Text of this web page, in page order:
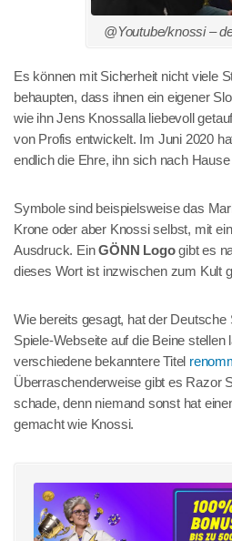
@Youtube/knossi –
Es können mit Sicherheit nicht viele
behaupten, dass ihnen ein eigener
wie ihn Jens Knossalla liebevoll
von Profis entwickelt. Im Juni 2020
endlich die Ehre, ihn sich nach
Symbole sind beispielsweise das
Krone oder aber Knossi selbst, mit
Ausdruck. EinGÖNN Logogibt es
dieses Wort ist inzwischen zum Kult
Wie bereits gesagt, hat der Deutsche
Spiele-Webseite auf die Beine stellen
verschiedene bekanntere Titel
Überraschenderweise gibt es Razor
schade, denn niemand sonst hat
gemacht wie Knossi.